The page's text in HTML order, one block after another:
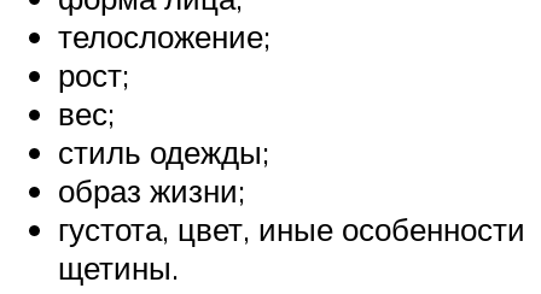
телосложение;
рост;
вес;
стиль одежды;
образ жизни;
густота, цвет, иные особенности
щетины.